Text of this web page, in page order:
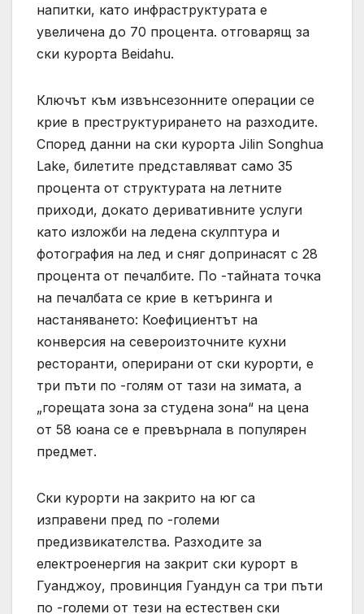
напитки, като инфраструктурата е
увеличена до 70 процента. отговарящ за
ски курорта Beidahu.
Ключът към извънсезонните операции се
крие в преструктурирането на разходите.
Според данни на ски курорта Jilin Songhua
Lake, билетите представляват само 35
процента от структурата на летните
приходи, докато деривативните услуги
като изложби на ледена скулптура и
фотография на лед и сняг допринасят с 28
процента от печалбите. По -тайната точка
на печалбата се крие в кетъринга и
настаняването: Коефициентът на
конверсия на североизточните кухни
ресторанти, оперирани от ски курорти, е
три пъти по -голям от тази на зимата, а
„горещата зона за студена зона“ на цена
от 58 юана се е превърнала в популярен
предмет.
Ски курорти на закрито на юг са
изправени пред по -големи
предизвикателства. Разходите за
електроенергия на закрит ски курорт в
Гуанджоу, провинция Гуандун са три пъти
по -големи от тези на естествен ски